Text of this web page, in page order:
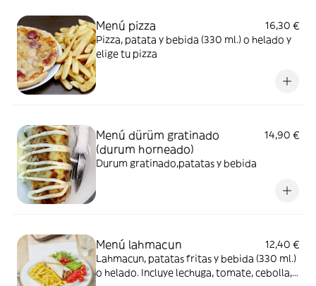
Menú pizza
16,30 €
Pizza, patata y bebida (330 ml.) o helado y
elige tu pizza
Menú dürüm gratinado
(durum horneado)
14,90 €
Durum gratinado,patatas y bebida
Menú lahmacun
12,40 €
Lahmacun, patatas fritas y bebida (330 ml.)
o helado. Incluye lechuga, tomate, cebolla, y